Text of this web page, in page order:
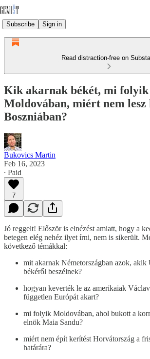
Subscribe Sign in
Read distraction-free on
Kik akarnak békét, mi folyik
Moldovában, miért nem lesz
Boszniában?
Bukovics Martin
Feb 16, 2023
∙ Paid
7
Jó reggelt! Először is elnézést amiatt, hogy a
betegen elég nehéz ilyet írni, nem is sikerült.
következő témákkal:
mit akarnak Németországban azok, akik
békéről beszélnek?
hogyan keverték le az amerikaiak
független Európát akart?
mi folyik Moldovában, ahol bukott a
elnök Maia Sandu?
miért nem épít kerítést Horvátország a
határára?